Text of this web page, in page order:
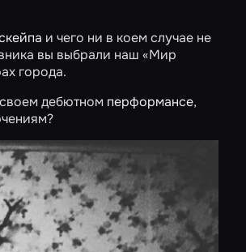
и чего ни в коем случае не
вы выбрали наш «Мир
города.
дебютном перформансе,